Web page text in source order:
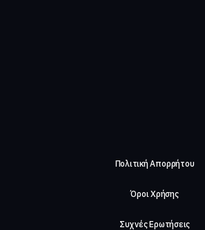
Πολιτική Απορρήτου
Όροι Χρήσης
Συχνές Ερωτήσεις